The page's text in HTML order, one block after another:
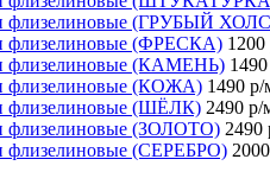
флизелиновые (ГРУБЫЙ
флизелиновые (ФРЕСКА) 1200
флизелиновые (КАМЕНЬ) 1490
флизелиновые (КОЖА) 1490 р/
флизелиновые (ШЁЛК) 2490 р/
флизелиновые (ЗОЛОТО) 2490
флизелиновые (СЕРЕБРО) 2000